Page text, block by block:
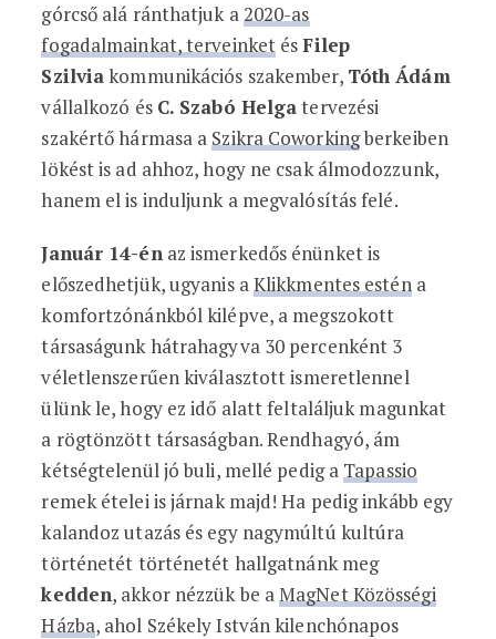
górcső alá ránthatjuk a 2020-as
fogadalmainkat, terveinket ésFilep
Szilviakommunikációs szakember, Tóth Ádám
vállalkozó és C. Szabó Helgatervezési
szakértő hármasa a Szikra Coworkingberkeiben
lökést is ad ahhoz, hogy ne csak álmodozzunk,
hanem el is induljunk a megvalósítás felé.
Január 14-énaz ismerkedős énünket is
előszedhetjük, ugyanis aKlikkmentes esténa
komfortzónánkból kilépve, a megszokott
társaságunk hátrahagyva 30 percenként 3
véletlenszerűen kiválasztott ismeretlennel
ülünk le, hogy ez idő alatt feltaláljuk magunkat
a rögtönzött társaságban. Rendhagyó, ám
kétségtelenül jó buli, mellé pedig a Tapassio
remek ételei is járnak majd! Ha pedig inkább egy
kalandoz utazás és egy nagymúltú kultúra
történetét történetét hallgatnánk meg
kedden, akkor nézzük be aMagNet Közösségi
Házba, ahol Székely István kilenchónapos